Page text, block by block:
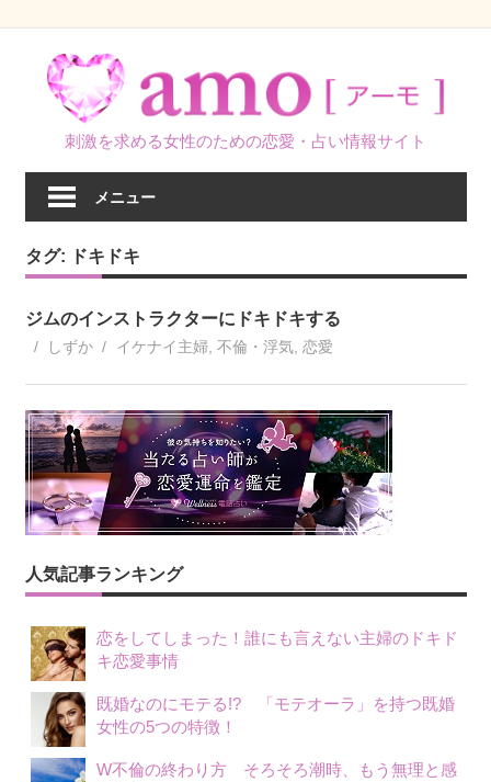
刺激を求める女性のための恋愛・占い情報サイト
メニュー
タグ: ドキドキ
ジムのインストラクターにドキドキする
しずか イケナイ主婦, 不倫・浮気, 恋愛
人気記事ランキング
恋をしてしまった！誰にも言えない主婦のドキド
キ恋愛事情
既婚なのにモテる!? 「モテオーラ」を持つ既婚
女性の5つの特徴！
W不倫の終わり方 そろそろ潮時、もう無理と感